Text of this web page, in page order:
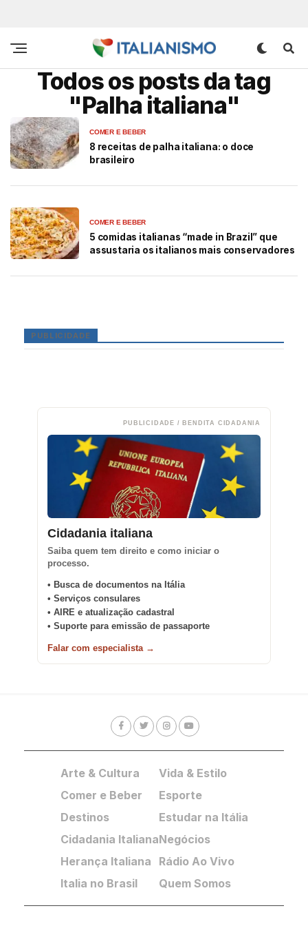
Todos os posts da tag
"Palha italiana"
COMER E BEBER
8 receitas de palha italiana: o doce
brasileiro
COMER E BEBER
5 comidas italianas “made in Brazil” que
assustaria os italianos mais conservadores
PUBLICIDADE
PUBLICIDADE / BENDITA CIDADANIA
Cidadania italiana
Saiba quem tem direito e como iniciar o
processo.
• Busca de documentos na Itália
• Serviços consulares
• AIRE e atualização cadastral
• Suporte para emissão de passaporte
Falar com especialista →
Arte & Cultura
Comer e Beber
Destinos
Cidadania Italiana
Herança Italiana
Italia no Brasil
Vida & Estilo
Esporte
Estudar na Itália
Negócios
Rádio Ao Vivo
Quem Somos